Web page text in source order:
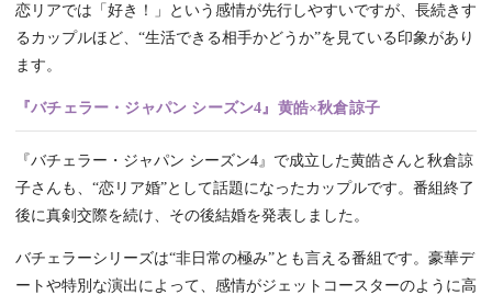
恋リアでは「好き！」という感情が先行しやすいですが、長続きす
るカップルほど、“生活できる相手かどうか”を見ている印象があり
ます。
『バチェラー・ジャパン シーズン4』黄皓×秋倉諒子
『バチェラー・ジャパン シーズン4』で成立した黄皓さんと秋倉諒
子さんも、“恋リア婚”として話題になったカップルです。番組終了
後に真剣交際を続け、その後結婚を発表しました。
バチェラーシリーズは“非日常の極み”とも言える番組です。豪華デ
ートや特別な演出によって、感情がジェットコースターのように高